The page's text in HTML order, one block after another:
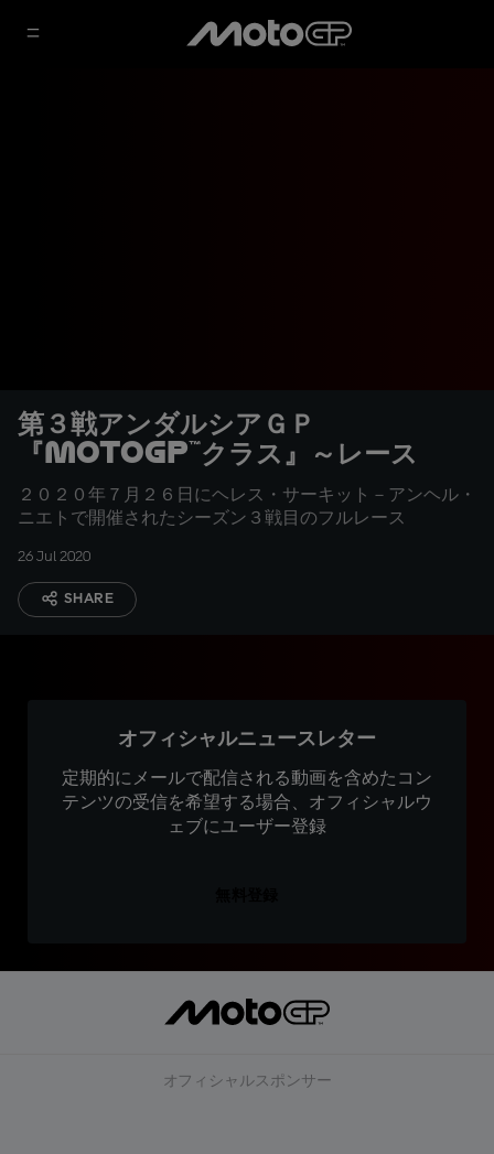
第３戦アンダルシアＧＰ
『MotoGP™クラス』～レース
２０２０年７月２６日にヘレス・サーキット－アンヘル・
ニエトで開催されたシーズン３戦目のフルレース
26 Jul 2020
SHARE
オフィシャルニュースレター
定期的にメールで配信される動画を含めたコン
テンツの受信を希望する場合、オフィシャルウ
ェブにユーザー登録
オフィシャルスポンサー